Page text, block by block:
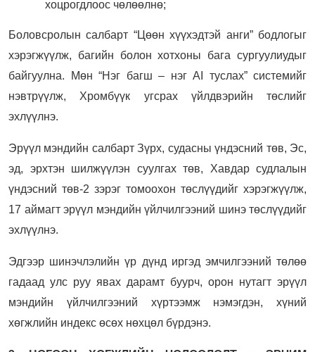
хоцрогдлоос чөлөөлнө;
Боловсролын салбарт “Цөөн хүүхэдтэй анги” бодлогыг
хэрэгжүүлж, багийн болон хотхоны бага сургуулиудыг
байгуулна. Мөн “Нэг багш – нэг AI туслах” системийг
нэвтрүүлж, Хромбүүк угсрах үйлдвэрийн төслийг
эхлүүлнэ.
Эрүүл мэндийн салбарт Зүрх, судасны үндэсний төв, Эс,
эд, эрхтэн шилжүүлэн суулгах төв, Хавдар судлалын
үндэсний төв-2 зэрэг томоохон төслүүдийг хэрэгжүүлж,
17 аймагт эрүүл мэндийн үйлчилгээний шинэ төслүүдийг
эхлүүлнэ.
Эдгээр шинэчлэлийн үр дүнд иргэд эмчилгээний төлөө
гадаад улс руу явах дарамт буурч, орон нутагт эрүүл
мэндийн үйлчилгээний хүртээмж нэмэгдэн, хүний
хөгжлийн индекс өсөх нөхцөл бүрдэнэ.